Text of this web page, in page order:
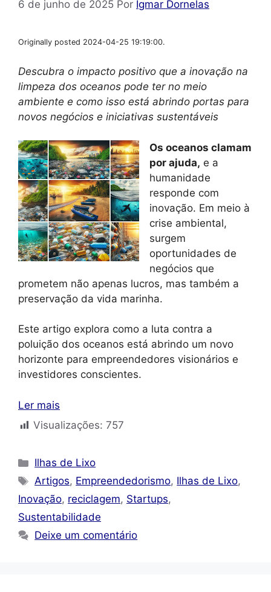
6 de junho de 2025 Por Igmar Dornelas
Originally posted 2024-04-25 19:19:00.
Descubra o impacto positivo que a inovação na
limpeza dos oceanos pode ter no meio
ambiente e como isso está abrindo portas para
novos negócios e iniciativas sustentáveis
Os oceanos clamam
por ajuda, e a
humanidade
responde com
inovação. Em meio à
crise ambiental,
surgem
oportunidades de
negócios que
prometem não apenas lucros, mas também a
preservação da vida marinha.
Este artigo explora como a luta contra a
poluição dos oceanos está abrindo um novo
horizonte para empreendedores visionários e
investidores conscientes.
Ler mais
Visualizações: 757
Categorias
Ilhas de Lixo
Tags
Artigos, Empreendedorismo, Ilhas de Lixo,
Inovação, reciclagem, Startups,
Sustentabilidade
Deixe um comentário